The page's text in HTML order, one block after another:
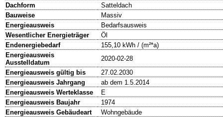
Dachform
Satteldach
Bauweise
Massiv
Energieausweis
Bedarfsausweis
Wesentlicher Energieträger
Öl
Endenergiebedarf
155,10 kWh / (m²*a)
Energieausweis
Ausstelldatum
2020-02-28
Energieausweis gültig bis
27.02.2030
Energieausweis Jahrgang
ab dem 1.5.2014
Energieausweis Werteklasse
E
Energieausweis Baujahr
1974
Energieausweis Gebäudeart
Wohngebäude